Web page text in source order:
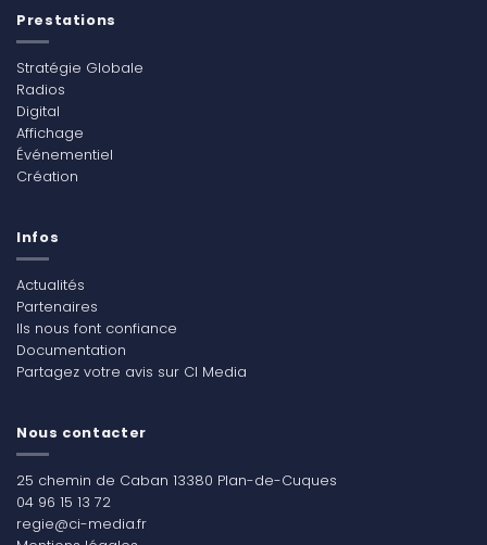
Prestations
Stratégie Globale
Radios
Digital
Affichage
Événementiel
Création
Infos
Actualités
Partenaires
Ils nous font confiance
Documentation
Partagez votre avis sur CI Media
Nous contacter
25 chemin de Caban 13380 Plan-de-Cuques
04 96 15 13 72
regie@ci-media.fr